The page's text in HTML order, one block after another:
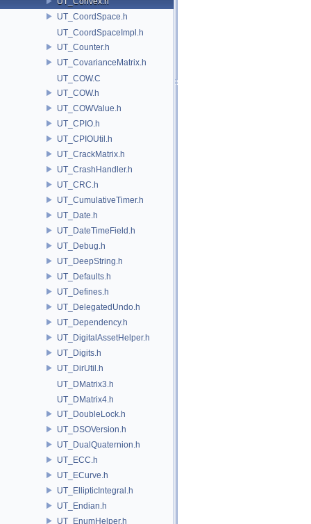
UT_CoordSpace.h
UT_CoordSpaceImpl.h
UT_Counter.h
UT_CovarianceMatrix.h
UT_COW.C
UT_COW.h
UT_COWValue.h
UT_CPIO.h
UT_CPIOUtil.h
UT_CrackMatrix.h
UT_CrashHandler.h
UT_CRC.h
UT_CumulativeTimer.h
UT_Date.h
UT_DateTimeField.h
UT_Debug.h
UT_DeepString.h
UT_Defaults.h
UT_Defines.h
UT_DelegatedUndo.h
UT_Dependency.h
UT_DigitalAssetHelper.h
UT_Digits.h
UT_DirUtil.h
UT_DMatrix3.h
UT_DMatrix4.h
UT_DoubleLock.h
UT_DSOVersion.h
UT_DualQuaternion.h
UT_ECC.h
UT_ECurve.h
UT_EllipticIntegral.h
UT_Endian.h
UT_EnumHelper.h